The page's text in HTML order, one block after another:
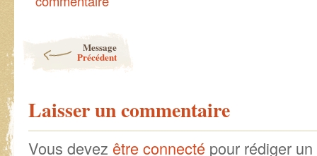
Message
Précédent
Laisser un commentaire
Vous devez être connecté pour rédiger